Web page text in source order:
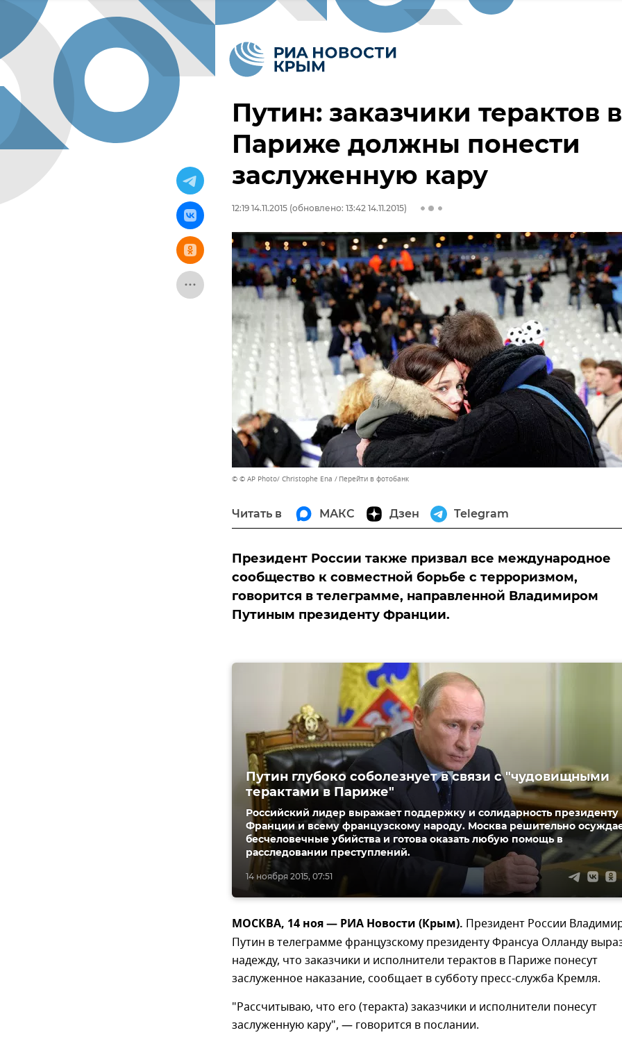
Путин: заказчики терактов в
Париже должны понести
заслуженную кару
12:19 14.11.2015 (обновлено: 13:42 14.11.2015)
© © AP Photo/ Christophe Ena Перейти в фотобанк
Читать в МАКС Дзен Telegram
Президент России также призвал все международное
сообщество к совместной борьбе с терроризмом,
говорится в телеграмме, направленной Владимиром
Путиным президенту Франции.
14 ноября 2015, 07:51
Путин глубоко соболезнует в связи с "чудовищными
терактами в Париже"
Российский лидер выражает поддержку и солидарность президенту
Франции и всему французскому народу. Москва решительно
бесчеловечные убийства и готова оказать любую помощь в
расследовании преступлений.
МОСКВА, 14 ноя — РИА Новости (Крым). Президент России
Путин в телеграмме французскому президенту Франсуа Олланду
надежду, что заказчики и исполнители терактов в Париже понесут
заслуженное наказание, сообщает в субботу пресс-служба Кремля.
"Рассчитываю, что его (теракта) заказчики и исполнители понесут
заслуженную кару", — говорится в послании.